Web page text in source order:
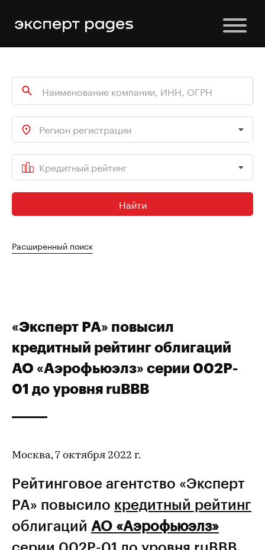
Регион регистрации
Кредитный рейтинг
Найти
Расширенный поиск
«Эксперт РА» повысил
кредитный рейтинг облигаций
АО «Аэрофьюэлз» серии 002P-
01 до уровня ruBBB
Москва, 7 октября 2022 г.
Рейтинговое агентство «Эксперт
РА» повысило кредитный рейтинг
облигаций АО «Аэрофьюэлз»